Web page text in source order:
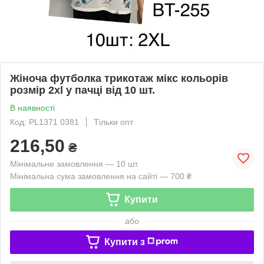
Жіноча футболка трикотаж мікс кольорів
розмір 2xl у пачці від 10 шт.
В наявності
Код: PL1371 0381
Тільки опт
216,50 ₴
Мінімальне замовлення — 10 шт.
Мінімальна сума замовлення на сайті — 700 ₴
Купити
або
Купити з